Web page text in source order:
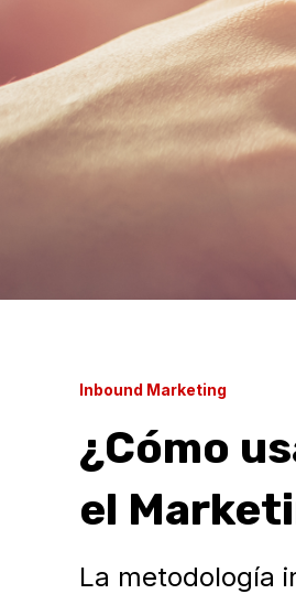
Inbound Marketing
¿Cómo
el
La metodología